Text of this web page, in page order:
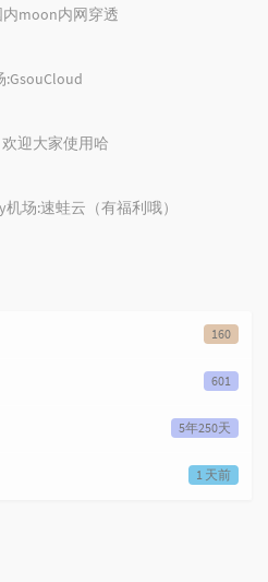
moon内网穿透
:GsouCloud
迎大家使用哈
机场:速蛙云（有福利哦）
160
601
5年250天
1 天前